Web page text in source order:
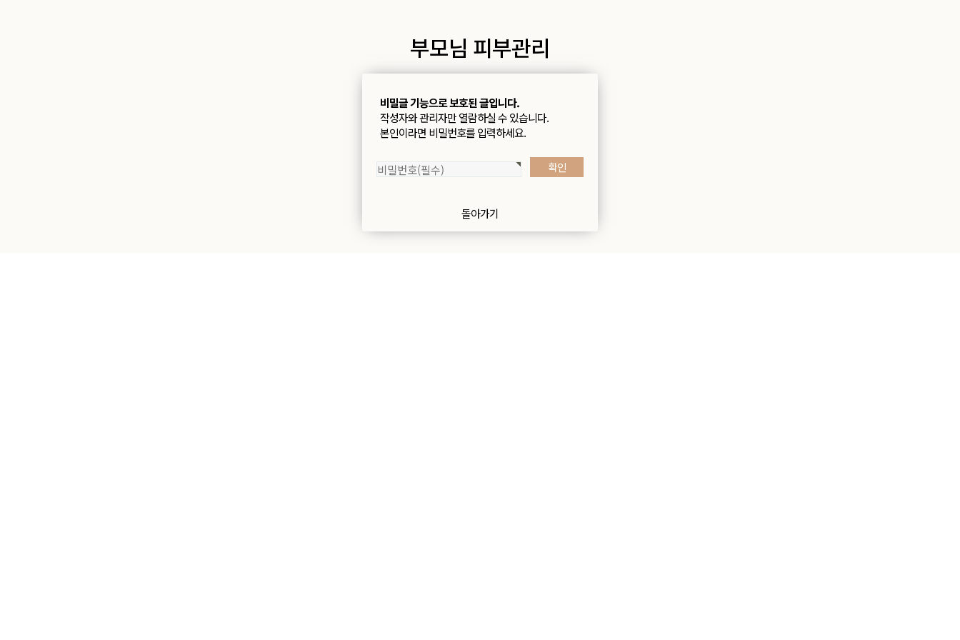
부모님 피부관리
비밀글 기능으로 보호된 글입니다.
작성자와 관리자만 열람하실 수 있습니다.
본인이라면 비밀번호를 입력하세요.
돌아가기